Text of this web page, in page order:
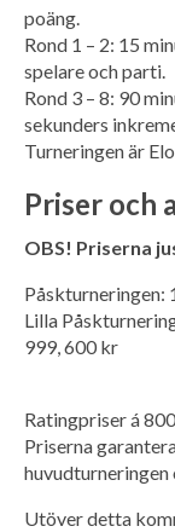
poäng.
Rond 1 – 2: 15
spelare och parti.
Rond 3 – 8: 90
sekunders
Turneringen är
Priser och
OBS! Priserna
Påskturneringen:
Lilla
999, 600 kr
Ratingpriser á
Priserna
huvudturneringen
Utöver detta